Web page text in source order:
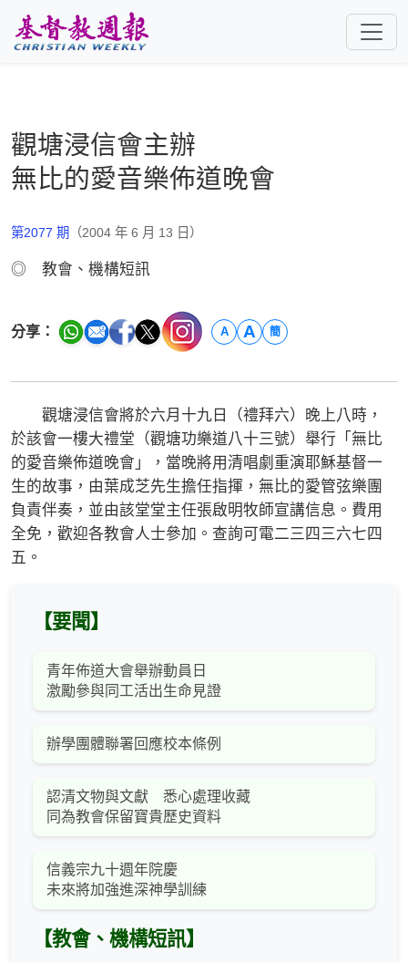
觀塘浸信會主辦
無比的愛音樂佈道晚會
第2077 期 （2004 年 6 月 13 日）
◎ 教會、機構短訊
分享： A A 簡
觀塘浸信會將於六月十九日（禮拜六）晚上八時，
於該會一樓大禮堂（觀塘功樂道八十三號）舉行「無比
的愛音樂佈道晚會」，當晚將用清唱劇重演耶穌基督一
生的故事，由葉成芝先生擔任指揮，無比的愛管弦樂團
負責伴奏，並由該堂堂主任張啟明牧師宣講信息。費用
全免，歡迎各教會人士參加。查詢可電二三四三六七四
五。
【要聞】
青年佈道大會舉辦動員日
激勵參與同工活出生命見證
辦學團體聯署回應校本條例
認清文物與文獻 悉心處理收藏
同為教會保留寶貴歷史資料
信義宗九十週年院慶
未來將加強進深神學訓練
【教會、機構短訊】